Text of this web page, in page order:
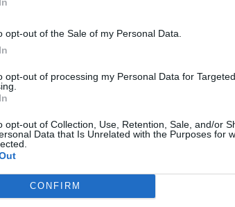
opt-out of the Sale of my Personal Data.
opt-out of processing my Personal Data for Targeted
opt-out of Collection, Use, Retention, Sale, and/or
Data that Is Unrelated with the Purposes for
CONFIRM
Η οργή και ο θρήνος στη Βόρεια
Μακεδονία παραμένουν έντονα για
στην πόλη Κότσανι. Χθες, Τρίτη
τιμής στους θαμώνες που βρήκαν
θάνατο από τη φωτιά, η οποία
ΠΕΡΙΣΣΌΤΕΡΑ ...